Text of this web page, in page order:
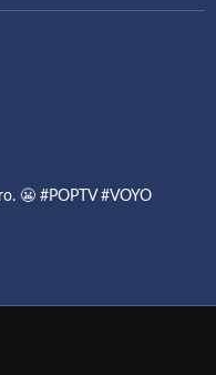
😬 #POPTV #VOYO